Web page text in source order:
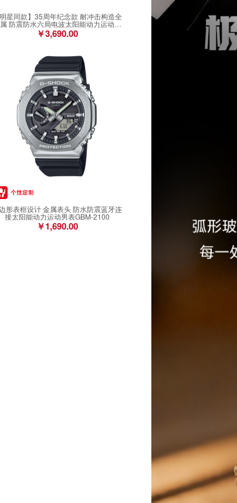
明星同款】35周年纪念款 耐冲击构造全
防震防水六局电波太阳能动力运动男
表GMW-B5000D-1PRN
￥3,690.00
形表框设计 金属表头 防水防震蓝牙连
接太阳能动力运动男表GBM-2100
￥1,690.00